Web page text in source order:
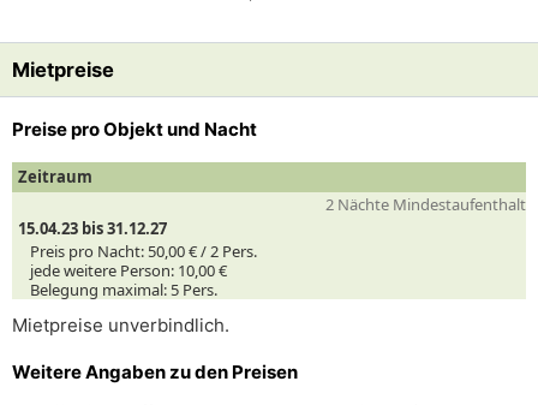
Mietpreise
Preise pro Objekt und Nacht
Zeitraum
2 Nächte Mindestaufenthalt
15.04.23 bis 31.12.27
Preis pro Nacht: 50,00 € /2 Pers.
jede weitere Person: 10,00 €
Belegung maximal: 5 Pers.
Mietpreise unverbindlich.
Weitere Angaben zu den Preisen